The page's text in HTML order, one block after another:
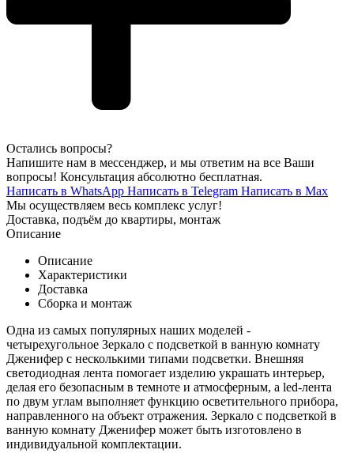
Остались вопросы?
Напишите нам в мессенджер, и мы ответим на все Ваши
вопросы! Консультация абсолютно бесплатная.
Написать в WhatsApp Написать в Telegram Написать в Max
Мы осуществляем весь комплекс услуг!
Доставка, подъём до квартиры, монтаж
Описание
Описание
Характеристики
Доставка
Сборка и монтаж
Одна из самых популярных наших моделей -
четырехугольное Зеркало с подсветкой в ванную комнату
Дженифер с несколькими типами подсветки. Внешняя
светодиодная лента помогает изделию украшать интерьер,
делая его безопасным в темноте и атмосферным, а led-лента
по двум углам выполняет функцию осветительного прибора,
направленного на объект отражения. Зеркало с подсветкой в
ванную комнату Дженифер может быть изготовлено в
индивидуальной комплектации.